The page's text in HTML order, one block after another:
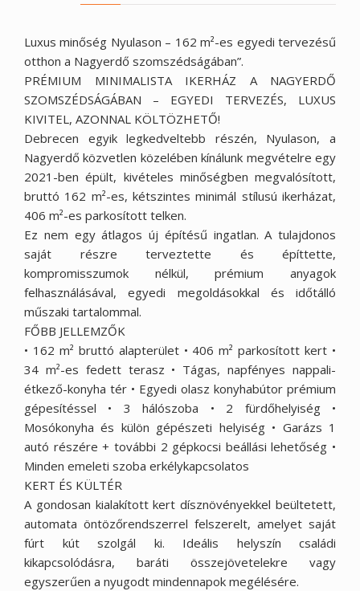
Luxus minőség Nyulason – 162 m²-es egyedi tervezésű
otthon a Nagyerdő szomszédságában”.
PRÉMIUM MINIMALISTA IKERHÁZ A NAGYERDŐ
SZOMSZÉDSÁGÁBAN – EGYEDI TERVEZÉS, LUXUS
KIVITEL, AZONNAL KÖLTÖZHETŐ!
Debrecen egyik legkedveltebb részén, Nyulason, a
Nagyerdő közvetlen közelében kínálunk megvételre egy
2021-ben épült, kivételes minőségben megvalósított,
bruttó 162 m²-es, kétszintes minimál stílusú ikerházat,
406 m²-es parkosított telken.
Ez nem egy átlagos új építésű ingatlan. A tulajdonos
saját részre terveztette és építtette,
kompromisszumok nélkül, prémium anyagok
felhasználásával, egyedi megoldásokkal és időtálló
műszaki tartalommal.
FŐBB JELLEMZŐK
• 162 m² bruttó alapterület • 406 m² parkosított kert •
34 m²-es fedett terasz • Tágas, napfényes nappali-
étkező-konyha tér • Egyedi olasz konyhabútor prémium
gépesítéssel • 3 hálószoba • 2 fürdőhelyiség •
Mosókonyha és külön gépészeti helyiség • Garázs 1
autó részére + további 2 gépkocsi beállási lehetőség •
Minden emeleti szoba erkélykapcsolatos
KERT ÉS KÜLTÉR
A gondosan kialakított kert dísznövényekkel beültetett,
automata öntözőrendszerrel felszerelt, amelyet saját
fúrt kút szolgál ki. Ideális helyszín családi
kikapcsolódásra, baráti összejövetelekre vagy
egyszerűen a nyugodt mindennapok megélésére.